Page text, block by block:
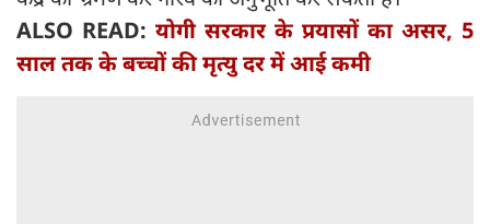
ALSO READ: योगी सरकार के प्रयासों का असर, 5
साल तक के बच्चों की मृत्यु दर में आई कमी